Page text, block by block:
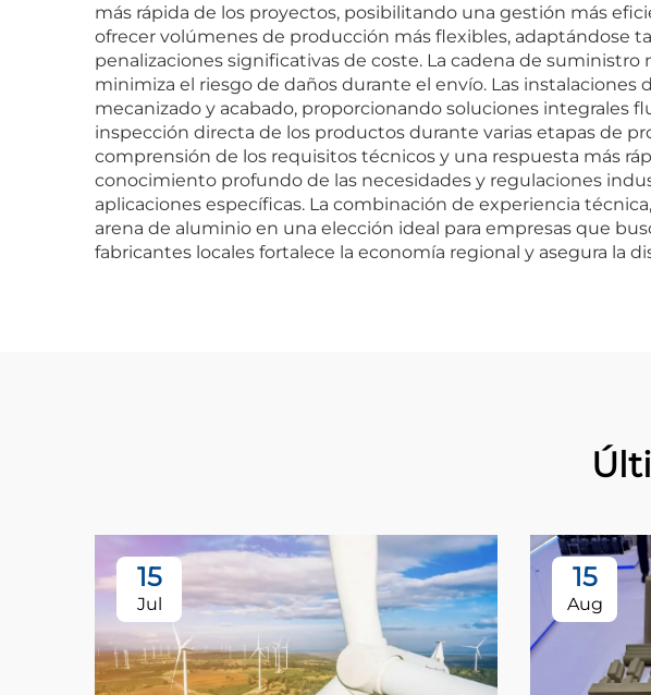
más rápida de los proyectos, posibilitando una gestión más
ofrecer volúmenes de producción más flexibles, adaptándose
penalizaciones significativas de coste. La cadena de
minimiza el riesgo de daños durante el envío. Las
mecanizado y acabado, proporcionando soluciones integrales
inspección directa de los productos durante varias etapas de
comprensión de los requisitos técnicos y una respuesta más
conocimiento profundo de las necesidades y regulaciones
aplicaciones específicas. La combinación de experiencia
arena de aluminio en una elección ideal para empresas que
fabricantes locales fortalece la economía regional y asegura la
15
Jul
15
Aug